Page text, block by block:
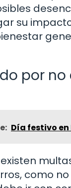
su
por
Día festivo en
como